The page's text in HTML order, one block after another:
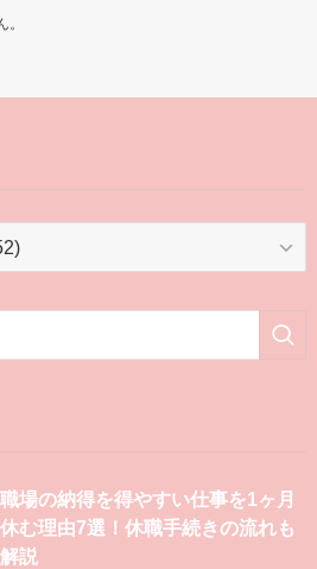
職場の納得を得やすい仕事を1ヶ月
休む理由7選！休職手続きの流れも
解説